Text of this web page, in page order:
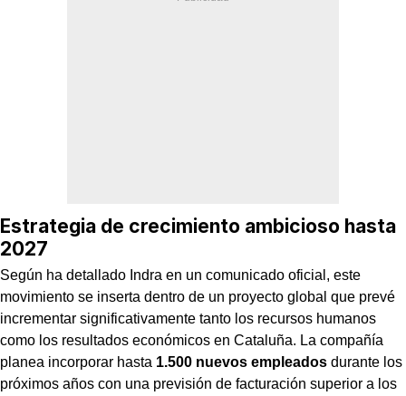
Estrategia de crecimiento ambicioso hasta
2027
Según ha detallado Indra en un comunicado oficial, este
movimiento se inserta dentro de un proyecto global que prevé
incrementar significativamente tanto los recursos humanos
como los resultados económicos en Cataluña. La compañía
planea incorporar hasta 1.500 nuevos empleados durante los
próximos años con una previsión de facturación superior a los